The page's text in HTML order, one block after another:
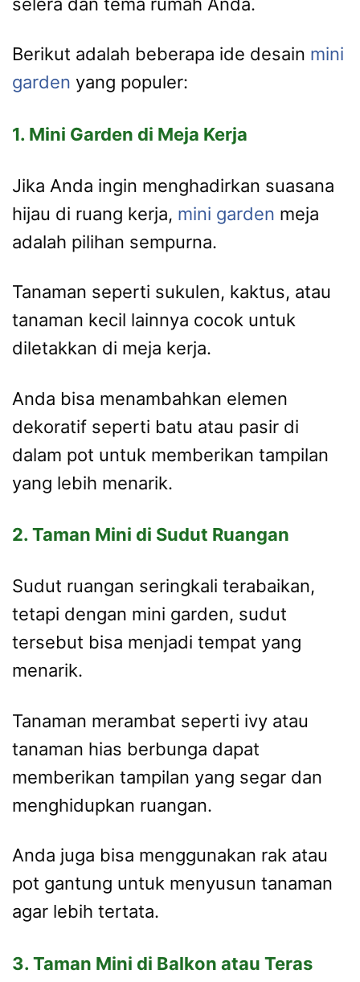
Berikut adalah beberapa ide desain mini
garden yang populer:
1. Mini Garden di Meja Kerja
Jika Anda ingin menghadirkan suasana
hijau di ruang kerja, mini garden meja
adalah pilihan sempurna.
Tanaman seperti sukulen, kaktus, atau
tanaman kecil lainnya cocok untuk
diletakkan di meja kerja.
Anda bisa menambahkan elemen
dekoratif seperti batu atau pasir di
dalam pot untuk memberikan tampilan
yang lebih menarik.
2. Taman Mini di Sudut Ruangan
Sudut ruangan seringkali terabaikan,
tetapi dengan mini garden, sudut
tersebut bisa menjadi tempat yang
menarik.
Tanaman merambat seperti ivy atau
tanaman hias berbunga dapat
memberikan tampilan yang segar dan
menghidupkan ruangan.
Anda juga bisa menggunakan rak atau
pot gantung untuk menyusun tanaman
agar lebih tertata.
3. Taman Mini di Balkon atau Teras